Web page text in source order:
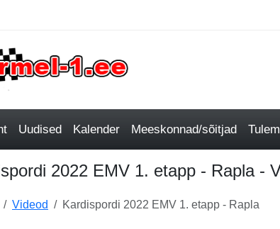
Uudised Kalender Meeskonnad/sõitjad
2022 EMV 1. etapp - Rapla -
Videod Kardispordi 2022 EMV 1. etapp - Rapla